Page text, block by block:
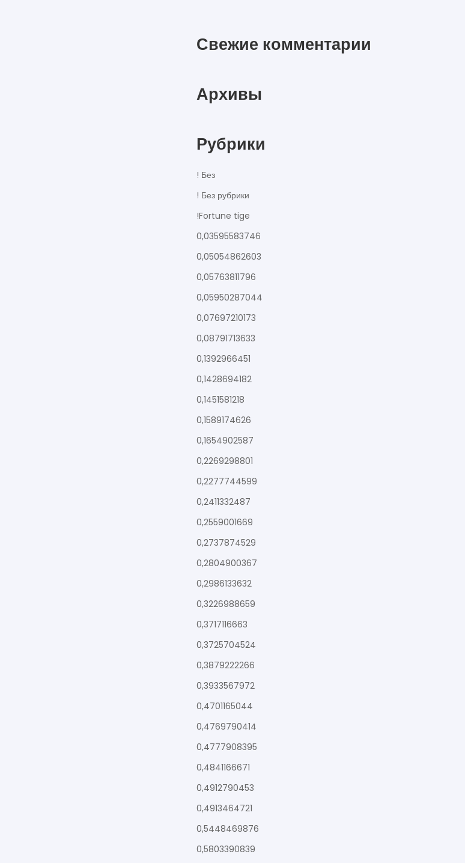
Свежие комментарии
Архивы
Рубрики
! Без
! Без рубрики
!Fortune tige
0,03595583746
0,05054862603
0,05763811796
0,05950287044
0,07697210173
0,08791713633
0,1392966451
0,1428694182
0,1451581218
0,1589174626
0,1654902587
0,2269298801
0,2277744599
0,2411332487
0,2559001669
0,2737874529
0,2804900367
0,2986133632
0,3226988659
0,3717116663
0,3725704524
0,3879222266
0,3933567972
0,4701165044
0,4769790414
0,4777908395
0,4841166671
0,4912790453
0,4913464721
0,5448469876
0,5803390839